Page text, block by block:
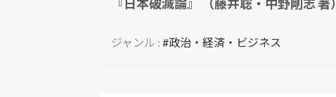
『日本破滅論』 （藤井聡・中野剛志 著）
ジャンル : #政治・経済・ビジネス